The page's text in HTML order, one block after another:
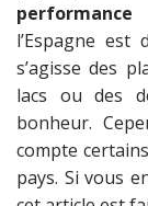
l’Espagne est
s’agisse des
lacs ou des
bonheur.
compte
pays. Si vous